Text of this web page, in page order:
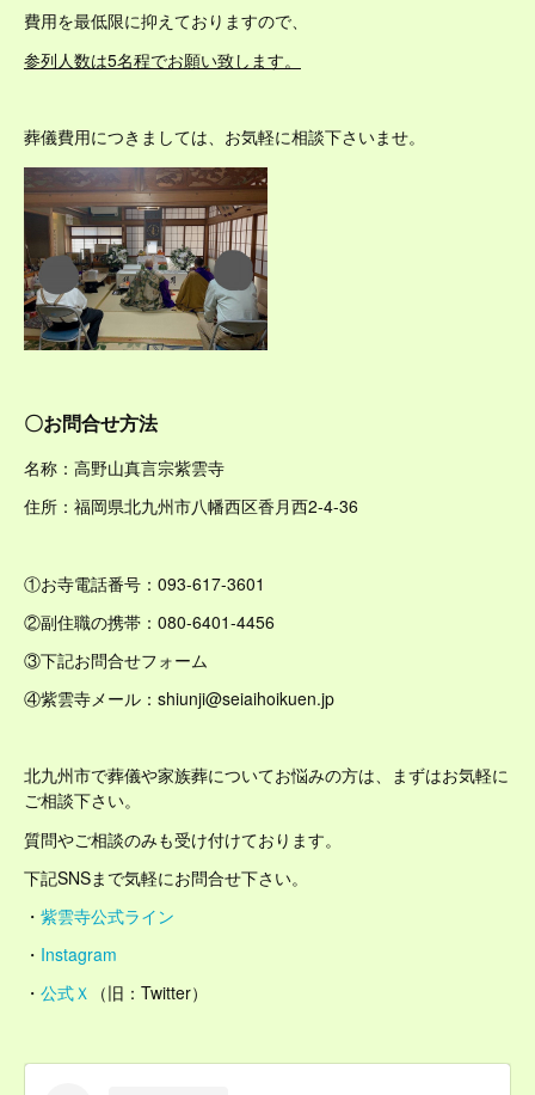
費用を最低限に抑えておりますので、
参列人数は5名程でお願い致します。
葬儀費用につきましては、お気軽に相談下さいませ。
〇お問合せ方法
名称：高野山真言宗紫雲寺
住所：福岡県北九州市八幡西区香月西2-4-36
①お寺電話番号：093-617-3601
②副住職の携帯：080-6401-4456
③下記お問合せフォーム
④紫雲寺メール：shiunji@seiaihoikuen.jp
北九州市で葬儀や家族葬についてお悩みの方は、まずはお気軽に
ご相談下さい。
質問やご相談のみも受け付けております。
下記SNSまで気軽にお問合せ下さい。
・ 紫雲寺公式ライン
・ Instagram
・ 公式Ｘ （旧：Twitter）